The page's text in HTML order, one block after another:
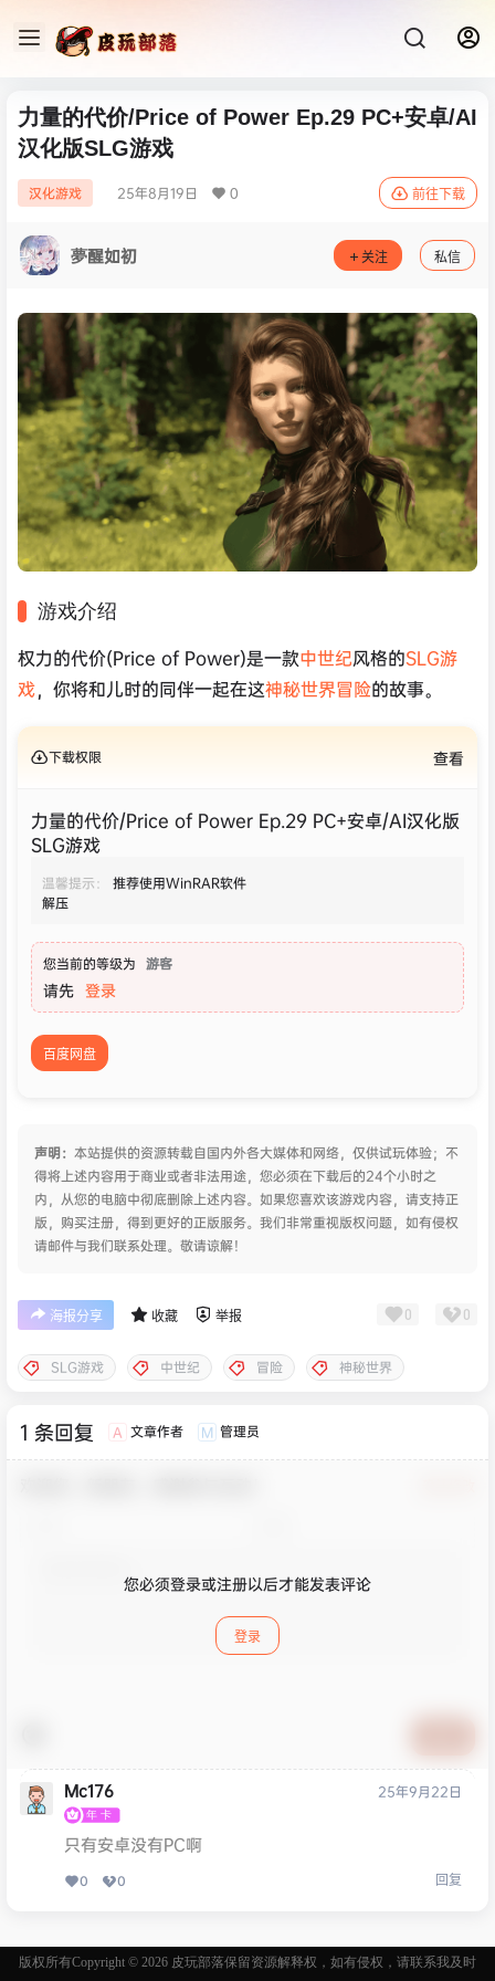
力量的代价/Price of Power Ep.29 PC+安卓/AI
汉化版SLG游戏
汉化游戏 25年8月19日 0 前往下载
夢醒如初 关注 私信
游戏介绍
权力的代价(Price of Power)是一款中世纪风格的SLG游
戏，你将和儿时的同伴一起在这神秘世界冒险的故事。
下载权限 查看
力量的代价/Price of Power Ep.29 PC+安卓/AI汉化版
SLG游戏
温馨提示：
推荐使用WinRAR软件
解压
您当前的等级为 游客
请先 登录
百度网盘
声明： 本站提供的资源转载自国内外各大媒体和网络，仅供试玩体验；不
得将上述内容用于商业或者非法用途，您必须在下载后的24个小时之
内，从您的电脑中彻底删除上述内容。如果您喜欢该游戏内容，请支持正
版，购买注册，得到更好的正版服务。我们非常重视版权问题，如有侵权
请邮件与我们联系处理。敬请谅解！
海报分享 收藏 举报 0 0
SLG游戏 中世纪 冒险 神秘世界
1 条回复 A 文章作者 M 管理员
您必须登录或注册以后才能发表评论
登录
Mc176 25年9月22日
只有安卓没有PC啊
0 0 回复
版权所有Copyright © 2026 皮玩部落保留资源解释权，如有侵权，请联系我及时